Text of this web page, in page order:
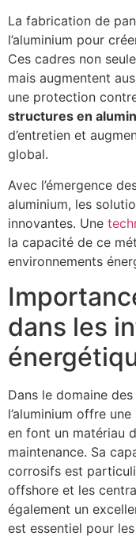
La fabrication de
l’aluminium pour
Ces cadres non
mais augmentent
une protection
structures en
d’entretien et
global.
Avec l’émergence
aluminium, les
innovantes. Une
la capacité de ce
environnements
dans les
Dans le domaine
l’aluminium offre
en font un matériau
maintenance. Sa
corrosifs est
offshore et les
également un
est essentiel pour